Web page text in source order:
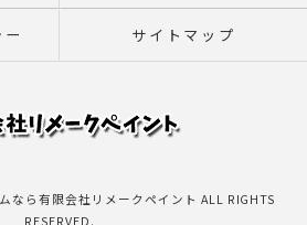
サイトマップ
なら有限会社リメークペイント ALL RIGHTS
RESERVED.